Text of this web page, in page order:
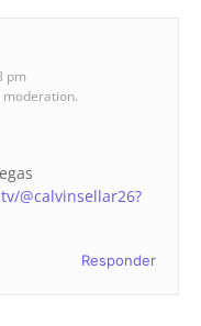
pm
@calvinsellar26?
Responder